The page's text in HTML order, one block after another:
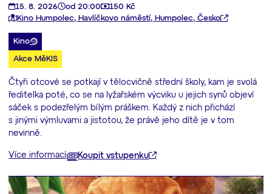
15. 8. 2026 od 20:00
150 Kč
Kino Humpolec, Havlíčkovo náměstí, Humpolec, Česko
Kino
Akce MěKIS
Čtyři otcové se potkají v tělocvičně střední školy, kam je svolá
ředitelka poté, co se na lyžařském výcviku u jejich synů objeví
sáček s podezřelým bílým práškem. Každý z nich přichází
s jinými výmluvami a jistotou, že právě jeho dítě je v tom
nevinně.
Více informací Koupit vstupenku